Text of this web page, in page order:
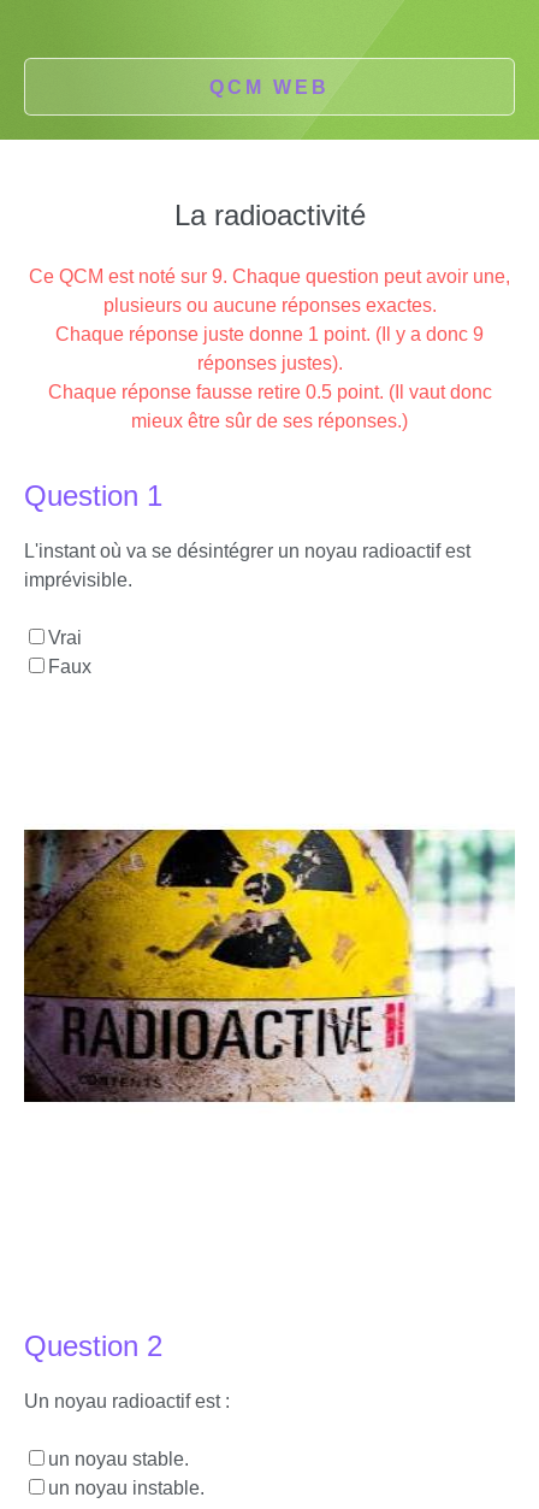
QCM WEB
La radioactivité
Ce QCM est noté sur 9. Chaque question peut avoir une,
plusieurs ou aucune réponses exactes.
Chaque réponse juste donne 1 point. (Il y a donc 9
réponses justes).
Chaque réponse fausse retire 0.5 point. (Il vaut donc
mieux être sûr de ses réponses.)
Question 1
L'instant où va se désintégrer un noyau radioactif est
imprévisible.
Vrai
Faux
Question 2
Un noyau radioactif est :
un noyau stable.
un noyau instable.